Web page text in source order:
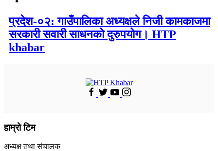
प्रदेश-०२: गाउँपालिका अध्यक्षले निजी कामकाजमा
सरकारी सवारी साधनको दुरुपयोग। HTP
khabar
हाम्रो टिम
अध्यक्ष तथा संचालक